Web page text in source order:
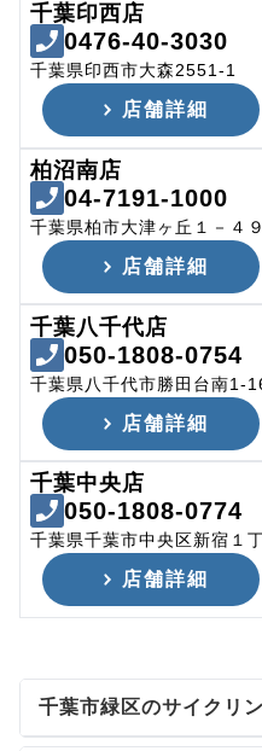
千葉印西店
0476-40-3030
千葉県印西市大森2551-1
店舗詳細
柏沼南店
04-7191-1000
千葉県柏市大津ヶ丘１－４９
店舗詳細
千葉八千代店
050-1808-0754
千葉県八千代市勝田台南1-
店舗詳細
千葉中央店
050-1808-0774
千葉県千葉市中央区新宿１
店舗詳細
千葉市緑区のサイクリ